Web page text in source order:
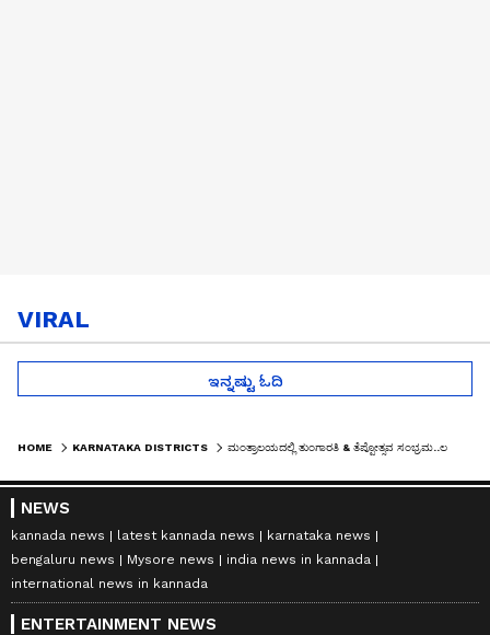
VIRAL
ಇನ್ನಷ್ಟು ಓದಿ
HOME KARNATAKA DISTRICTS
NEWS
kannada news latest kannada news
karnataka news
bengaluru news
Mysore news
india news in kannada
international news in kannada
ENTERTAINMENT NEWS